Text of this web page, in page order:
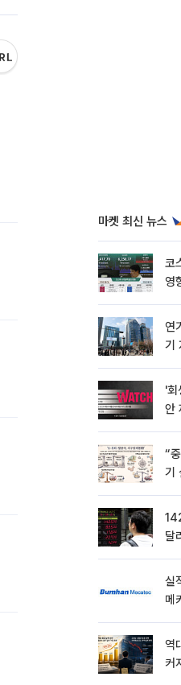
마켓 최신 뉴스
코
영
연
기
'회
안
“
기
달
실
메
역
커